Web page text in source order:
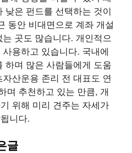
낮은 펀드를 선택하는 것이
동안 비대면으로 계좌 개설
곳도 많습니다. 개인적으
용하고 있습니다. 국내에
하며 많은 사람들에게 도움
산운용 존리 전 대표도 연
며 추천하고 있는 만큼, 개
위해 미리 견주는 자세가
니다.
글